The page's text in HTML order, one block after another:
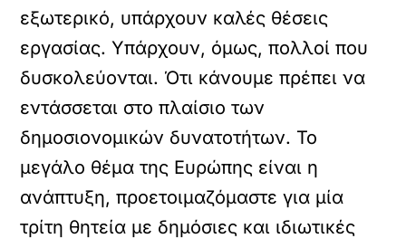
εξωτερικό, υπάρχουν καλές θέσεις
εργασίας. Υπάρχουν, όμως, πολλοί που
δυσκολεύονται. Ότι κάνουμε πρέπει να
εντάσσεται στο πλαίσιο των
δημοσιονομικών δυνατοτήτων. Το
μεγάλο θέμα της Ευρώπης είναι η
ανάπτυξη, προετοιμαζόμαστε για μία
τρίτη θητεία με δημόσιες και ιδιωτικές